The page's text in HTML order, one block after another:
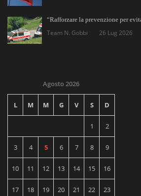
“Rafforzare la prevenzione per
Team N. Gobbi 26 Lug 2026
Agosto 2026
L M M G V S D
1 2
3 4 5 6 7 8 9
10 11 12 13 14 15 16
17 18 19 20 21 22 23